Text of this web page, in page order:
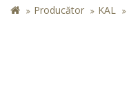
Producător KAL